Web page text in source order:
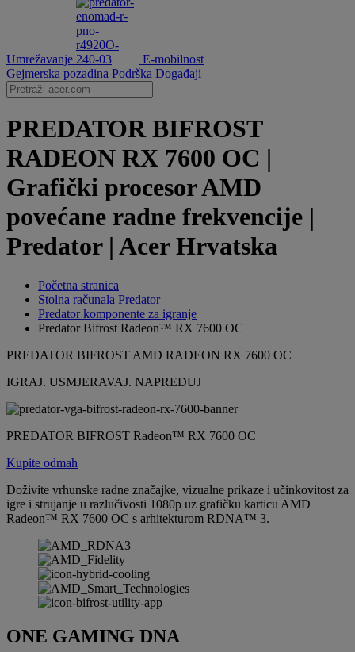
Umrežavanje
E-mobilnost
Gejmerska pozadina Podrška Događaji
PREDATOR BIFROST
RADEON RX 7600 OC |
Grafički procesor AMD
povećane radne frekvencije |
Predator | Acer Hrvatska
Početna stranica
Stolna računala Predator
Predator komponente za igranje
Predator Bifrost Radeon™ RX 7600 OC
PREDATOR BIFROST AMD RADEON RX 7600 OC
IGRAJ. USMJERAVAJ. NAPREDUJ
PREDATOR BIFROST Radeon™ RX 7600 OC
Kupite odmah
Doživite vrhunske radne značajke, vizualne prikaze i učinkovitost za
igre i strujanje u razlučivosti 1080p uz grafičku karticu AMD
Radeon™ RX 7600 OC s arhitekturom RDNA™ 3.
ONE GAMING DNA